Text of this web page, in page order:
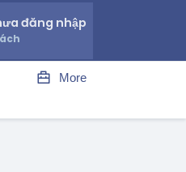
đăng nhập
More